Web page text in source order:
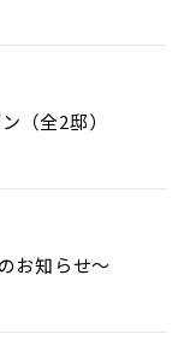
（全2邸）
お知らせ～